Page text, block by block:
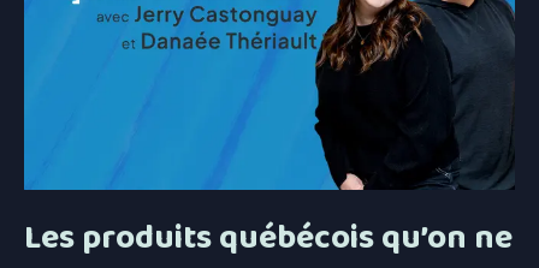
Les produits québécois qu’on ne